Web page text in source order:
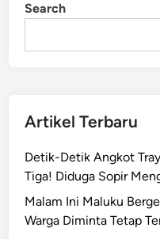
Search
Artikel Terbaru
Detik-Detik Angkot
Tiga! Diduga Sopir
Malam Ini Maluku
Warga Diminta Tetap